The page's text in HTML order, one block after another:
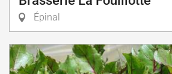
Épinal